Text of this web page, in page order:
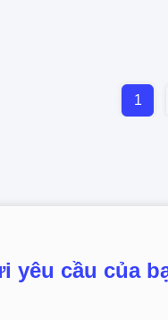
1
yêu cầu của